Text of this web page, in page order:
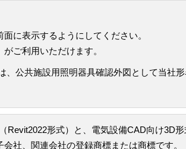
に表示するようにしてください。
ご利用いただけます。
、公共施設用照明器具確認外図として当社
Revit2022形式）と、電気設備CAD向け3D
社、関連会社の登録商標または商標です。